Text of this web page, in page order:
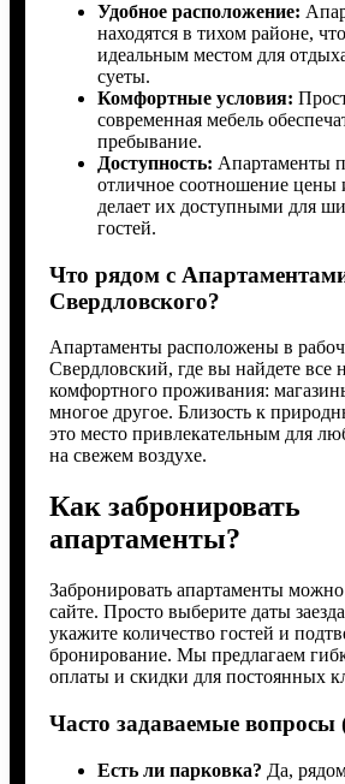
Удобное расположение:
находятся в тихом районе,
идеальным местом для
суеты.
Комфортные условия:
современная мебель
пребывание.
Доступность: Апартаменты
отличное соотношение цены
делает их доступными для
гостей.
Что рядом с
Свердловского?
Апартаменты расположены в
Свердловский, где вы найдете все
комфортного проживания:
многое другое. Близость к
это место привлекательным для
на свежем воздухе.
Как забронировать
апартаменты?
Забронировать апартаменты
сайте. Просто выберите даты
укажите количество гостей и
бронирование. Мы предлагаем
оплаты и скидки для постоянных
Часто задаваемые вопросы
Есть ли парковка? Да,